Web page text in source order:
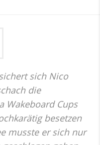
sich Nico
die
Wakeboard Cups
besetzen
musste er sich nur